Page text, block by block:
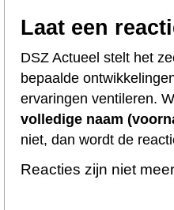
Laat een
DSZ Actueel stelt het
bepaalde
ervaringen ventileren.
volledige naam
niet, dan wordt de
Reacties zijn niet